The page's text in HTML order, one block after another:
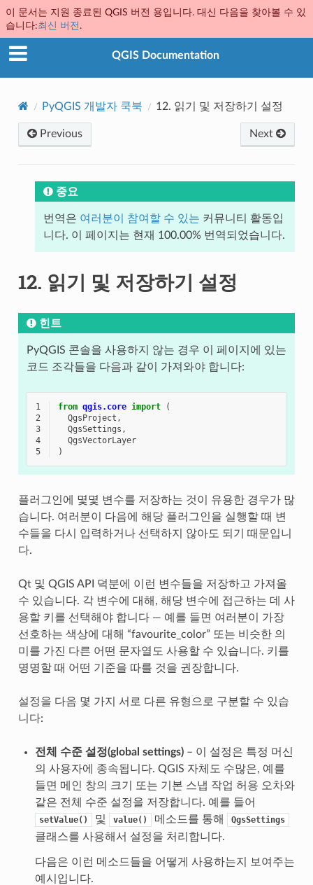
이 문서는 지원 종료된 QGIS 버전 용입니다. 대신 다음을 찾아볼 수 있
습니다:최신 버전 .
QGIS Documentation
PyQGIS 개발자 쿡북 12. 읽기 및 저장하기 설정
Previous Next
중요
번역은 여러분이 참여할 수 있는 커뮤니티 활동입
니다. 이 페이지는 현재 100.00% 번역되었습니다.
12. 읽기 및 저장하기 설정
힌트
PyQGIS 콘솔을 사용하지 않는 경우 이 페이지에 있는
코드 조각들을 다음과 같이 가져와야 합니다:
1 from qgis.core import
(
2
QgsProject ,
3
QgsSettings ,
4
QgsVectorLayer
5
)
플러그인에 몇몇 변수를 저장하는 것이 유용한 경우가 많
습니다. 여러분이 다음에 해당 플러그인을 실행할 때 변
수들을 다시 입력하거나 선택하지 않아도 되기 때문입니
다.
Qt 및 QGIS API 덕분에 이런 변수들을 저장하고 가져올
수 있습니다. 각 변수에 대해, 해당 변수에 접근하는 데 사
용할 키를 선택해야 합니다 — 예를 들면 여러분이 가장
선호하는 색상에 대해 “favourite_color” 또는 비슷한 의
미를 가진 다른 어떤 문자열도 사용할 수 있습니다. 키를
명명할 때 어떤 기준을 따를 것을 권장합니다.
설정을 다음 몇 가지 서로 다른 유형으로 구분할 수 있습
니다:
전체 수준 설정(global settings)– 이 설정은 특정 머신
의 사용자에 종속됩니다. QGIS 자체도 수많은, 예를
들면 메인 창의 크기 또는 기본 스냅 작업 허용 오차와
같은 전체 수준 설정을 저장합니다. 예를 들어
setValue() 및 value() 메소드를 통해 QgsSettings
클래스를 사용해서 설정을 처리합니다.
다음은 이런 메소드들을 어떻게 사용하는지 보여주는
예시입니다.